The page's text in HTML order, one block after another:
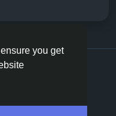
you get